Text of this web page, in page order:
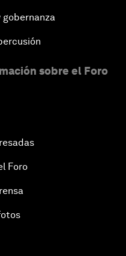
gobernanza
sobre el Foro
Foro